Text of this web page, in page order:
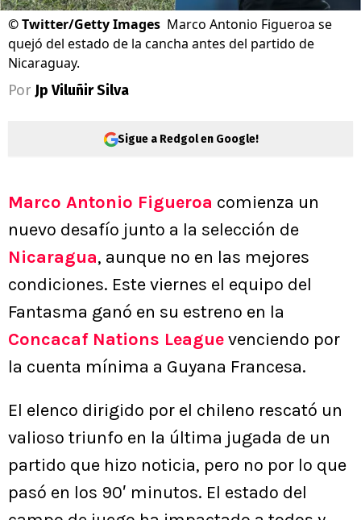
©Twitter/Getty Images Marco Antonio Figueroa se
quejó del estado de la cancha antes del partido de
Nicaraguay.
Por Jp Viluñir Silva
Sigue a Redgol en Google!
Marco Antonio Figueroa comienza un
nuevo desafío junto a la selección de
Nicaragua, aunque no en las mejores
condiciones. Este viernes el equipo del
Fantasma ganó en su estreno en la
Concacaf Nations Leaguevenciendo por
la cuenta mínima a Guyana Francesa.
El elenco dirigido por el chileno rescató un
valioso triunfo en la última jugada de un
partido que hizo noticia, pero no por lo que
pasó en los 90′ minutos. El estado del